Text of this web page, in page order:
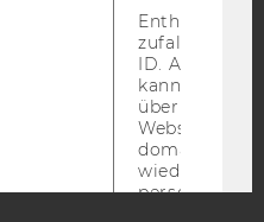
Enthält eine
ID. Anhand
kann Google
über
Websites